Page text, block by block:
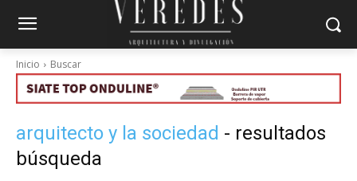
Inicio Buscar
arquitecto y la sociedad - resultados
búsqueda